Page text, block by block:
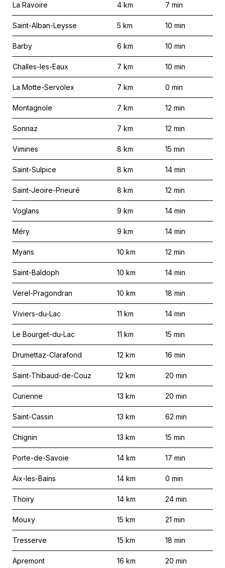
La Ravoire 4 km 7 min
Saint-Alban-Leysse 5 km 10 min
Barby 6 km 10 min
Challes-les-Eaux 7 km 10 min
La Motte-Servolex 7 km 0 min
Montagnole 7 km 12 min
Sonnaz 7 km 12 min
Vimines 8 km 15 min
Saint-Sulpice 8 km 14 min
Saint-Jeoire-Prieuré 8 km 12 min
Voglans 9 km 14 min
Méry 9 km 14 min
Myans 10 km 12 min
Saint-Baldoph 10 km 14 min
Verel-Pragondran 10 km 18 min
Viviers-du-Lac 11 km 14 min
Le Bourget-du-Lac 11 km 15 min
Drumettaz-Clarafond 12 km 16 min
Saint-Thibaud-de-Couz 12 km 20 min
Curienne 13 km 20 min
Saint-Cassin 13 km 62 min
Chignin 13 km 15 min
Porte-de-Savoie 14 km 17 min
Aix-les-Bains 14 km 0 min
Thoiry 14 km 24 min
Mouxy 15 km 21 min
Tresserve 15 km 18 min
Apremont 16 km 20 min